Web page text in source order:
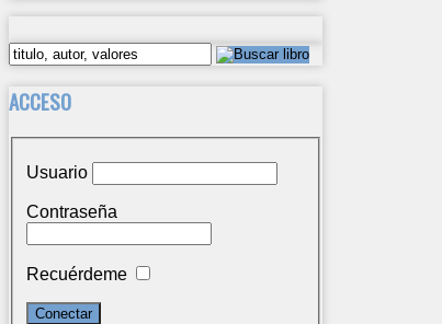
ACCESO
Usuario
Contraseña
Recuérdeme